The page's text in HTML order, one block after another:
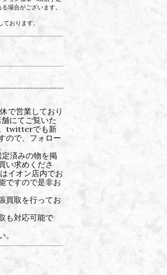
場合がございます。
おります。
で営業しており
にてご覧いた
twitterでも新
ので、フォロー
済みの物を掲
い求めくださ
イオン店内でお
ですので是非お
買取を行ってお
も対応可能で